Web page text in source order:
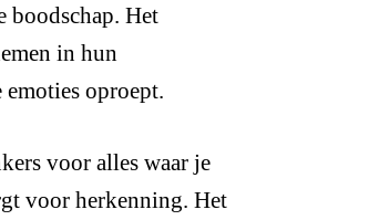
boodschap. Het
in hun
oproept.
voor alles waar je
voor herkenning. Het